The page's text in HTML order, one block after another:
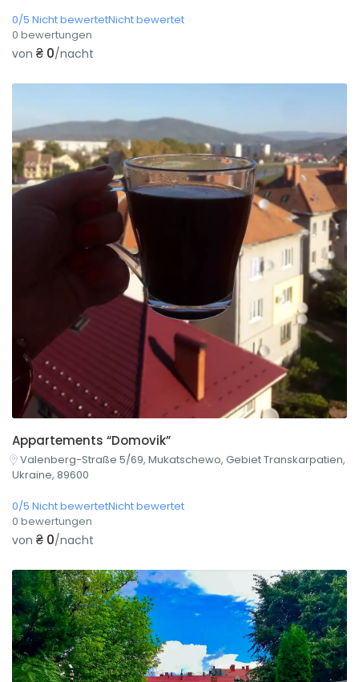
0/5 Nicht bewertetNicht bewertet
0 bewertungen
von ₴ 0/nacht
Appartements “Domovik”
Valenberg-Straße 5/69, Mukatschewo, Gebiet Transkarpatien,
Ukraine, 89600
0/5 Nicht bewertetNicht bewertet
0 bewertungen
von ₴ 0/nacht